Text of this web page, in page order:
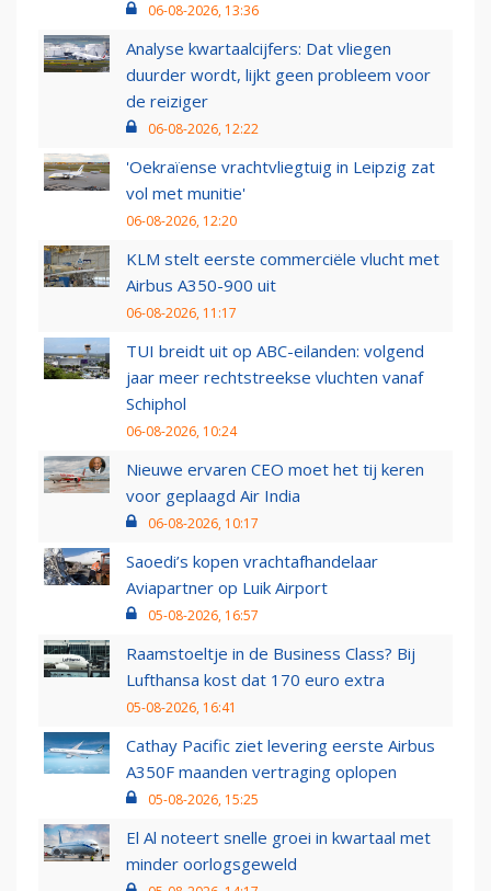
06-08-2026, 13:36
Analyse kwartaalcijfers: Dat vliegen
duurder wordt, lijkt geen probleem voor
de reiziger
06-08-2026, 12:22
'Oekraïense vrachtvliegtuig in Leipzig zat
vol met munitie'
06-08-2026, 12:20
KLM stelt eerste commerciële vlucht met
Airbus A350-900 uit
06-08-2026, 11:17
TUI breidt uit op ABC-eilanden: volgend
jaar meer rechtstreekse vluchten vanaf
Schiphol
06-08-2026, 10:24
Nieuwe ervaren CEO moet het tij keren
voor geplaagd Air India
06-08-2026, 10:17
Saoedi’s kopen vrachtafhandelaar
Aviapartner op Luik Airport
05-08-2026, 16:57
Raamstoeltje in de Business Class? Bij
Lufthansa kost dat 170 euro extra
05-08-2026, 16:41
Cathay Pacific ziet levering eerste Airbus
A350F maanden vertraging oplopen
05-08-2026, 15:25
El Al noteert snelle groei in kwartaal met
minder oorlogsgeweld